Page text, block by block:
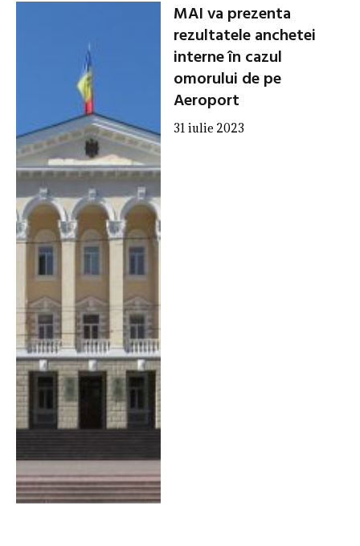
MAI va prezenta
rezultatele anchetei
interne în cazul
omorului de pe
Aeroport
31 iulie 2023